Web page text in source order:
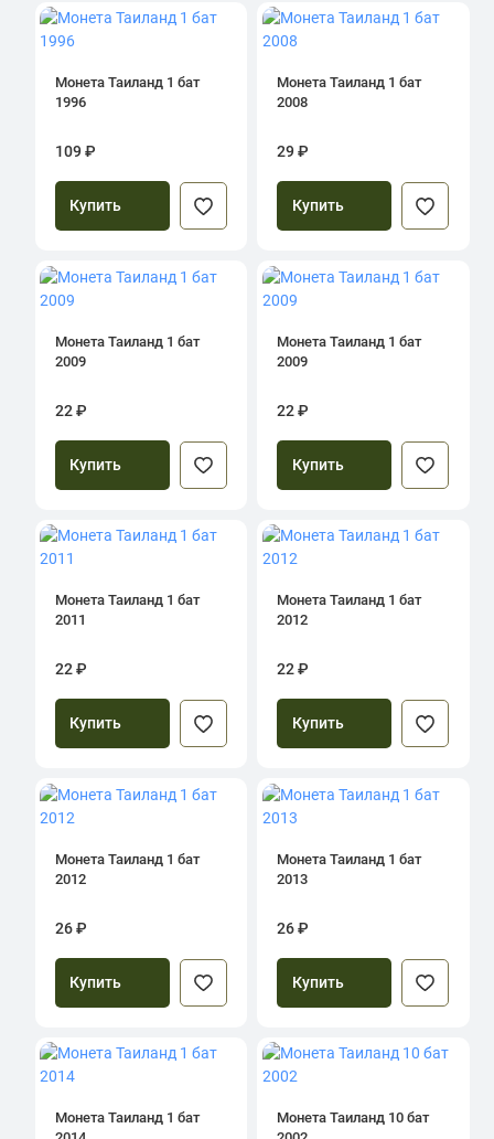
Монета Таиланд 1 бат
1996
109 ₽
Купить
Монета Таиланд 1 бат
2008
29 ₽
Купить
Монета Таиланд 1 бат
2009
22 ₽
Купить
Монета Таиланд 1 бат
2009
22 ₽
Купить
Монета Таиланд 1 бат
2011
22 ₽
Купить
Монета Таиланд 1 бат
2012
22 ₽
Купить
Монета Таиланд 1 бат
2012
26 ₽
Купить
Монета Таиланд 1 бат
2013
26 ₽
Купить
Монета Таиланд 1 бат
Монета Таиланд 10 бат